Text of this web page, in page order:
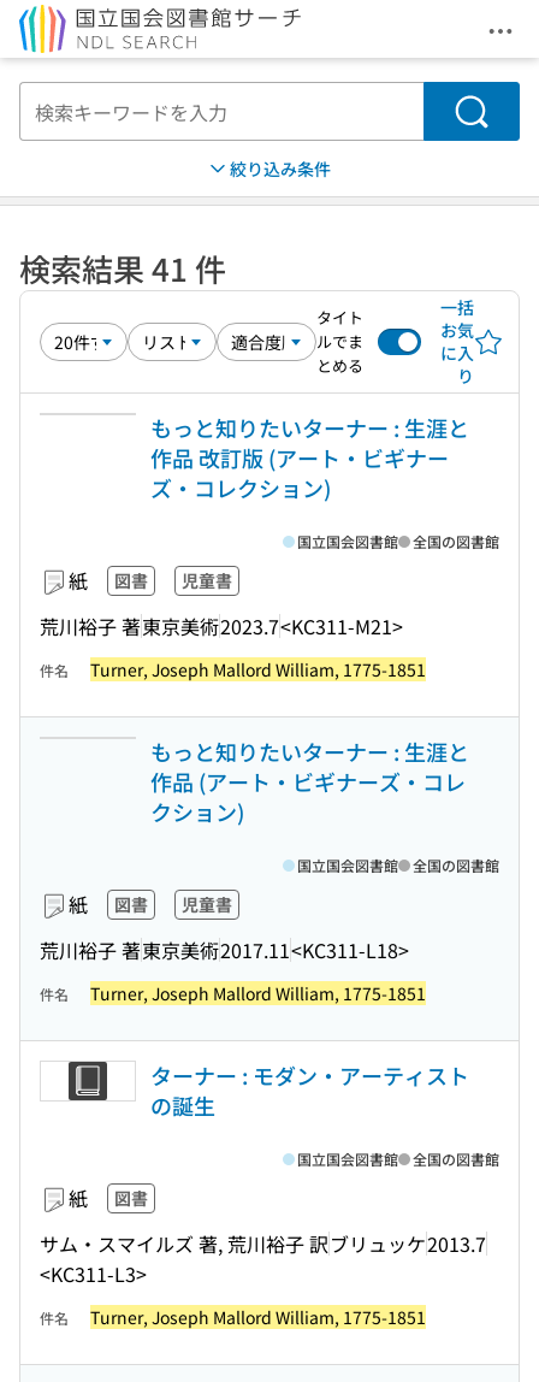
メ
検索
絞り込み条件
検索結果 41 件
タイト
ルでま
とめる
一括
お気
に入
り
もっと知りたいターナー : 生涯と
作品 改訂版 (アート・ビギナー
ズ・コレクション)
紙 図書 児童書
荒川裕子 著東京美術2023.7<KC311-M21>
国立国会図書館 全国の図書館
件名 Turner, Joseph Mallord William, 1775-1851
もっと知りたいターナー : 生涯と
作品 (アート・ビギナーズ・コレ
クション)
紙 図書 児童書
荒川裕子 著東京美術2017.11<KC311-L18>
国立国会図書館 全国の図書館
件名 Turner, Joseph Mallord William, 1775-1851
ターナー : モダン・アーティスト
の誕生
紙 図書
サム・スマイルズ 著, 荒川裕子 訳ブリュッケ2013.7
<KC311-L3>
国立国会図書館 全国の図書館
件名 Turner, Joseph Mallord William, 1775-1851